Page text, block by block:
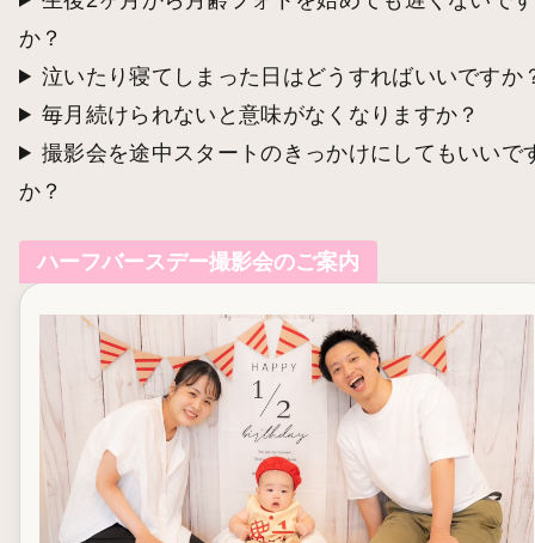
か？
泣いたり寝てしまった日はどうすればいいですか
毎月続けられないと意味がなくなりますか？
撮影会を途中スタートのきっかけにしてもいいで
か？
ハーフバースデー撮影会のご案内